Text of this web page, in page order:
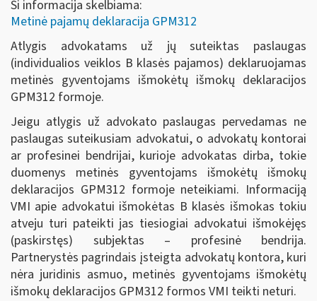
Ši informacija skelbiama:
Metinė pajamų deklaracija GPM312
Atlygis advokatams už jų suteiktas paslaugas
(individualios veiklos B klasės pajamos) deklaruojamas
metinės gyventojams išmokėtų išmokų deklaracijos
GPM312 formoje.
Jeigu atlygis už advokato paslaugas pervedamas ne
paslaugas suteikusiam advokatui, o advokatų kontorai
ar profesinei bendrijai, kurioje advokatas dirba, tokie
duomenys metinės gyventojams išmokėtų išmokų
deklaracijos GPM312 formoje neteikiami. Informaciją
VMI apie advokatui išmokėtas B klasės išmokas tokiu
atveju turi pateikti jas tiesiogiai advokatui išmokėjęs
(paskirstęs) subjektas – profesinė bendrija.
Partnerystės pagrindais įsteigta advokatų kontora, kuri
nėra juridinis asmuo, metinės gyventojams išmokėtų
išmokų deklaracijos GPM312 formos VMI teikti neturi.